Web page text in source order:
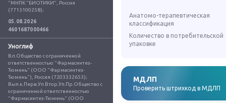
"МНПК "БИОТИКИ", Россия
(7713100258);
05.08.2026
4601687000466
Уноглиф
Вл.Общество с ограниченной
ответственностью "Фармасинтез-
Тюмень" (ООО "Фармасинтез-
Тюмень"), Россия (7203332653);
Вып.к.Перв.Уп.Втор.Уп.Пр.Общество с
ограниченной ответственностью
"Фармасинтез-Тюмень" (ООО
Анатомо-терапевтическая
классификация
Количество в потребительской
упаковке
МДЛП
Проверить штрихкод в МДЛП